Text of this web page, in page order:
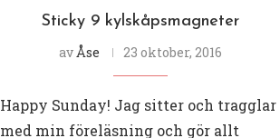
Sticky 9 kylskåpsmagneter
avÅse 23 oktober, 2016
Happy Sunday! Jag sitter och tragglar
med min föreläsning och gör allt